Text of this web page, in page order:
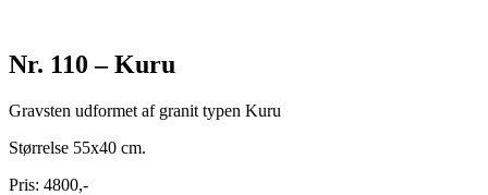
Nr. 110 – Kuru
Gravsten udformet af granit typen Kuru
Størrelse 55x40 cm.
Pris: 4800,-